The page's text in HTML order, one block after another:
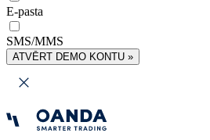
E-pasta
SMS/MMS
ATVĒRT DEMO KONTU »